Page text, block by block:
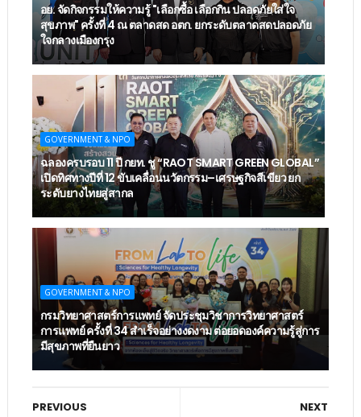
อย. จัดกิจกรรมให้ความรู้ "เลือกซื้อ เลือกกิน ปลอดภัยใส่ใจ
สุขภาพ" ครั้งที่ 4 ณ ตลาดสด อตก. ยกระดับตลาดสดปลอดภัย
ใจกลางเมืองกรุง
GOVERNMENT & NPO
ฉลองครบรอบ 11 ปี กยท. ชู “RAOT SMART GREEN GLOBAL”
เปิดทิศทางปีที่ 12 ขับเคลื่อนนวัตกรรม–เศรษฐกิจสีเขียว ยก
ระดับยางไทยสู่สากล
GOVERNMENT & NPO
กรมวิทยาศาสตร์การแพทย์ จัดประชุมวิชาการวิทยาศาสตร์
การแพทย์ ครั้งที่ 34 สำเร็จอย่างงดงาม ต่อยอดองค์ความรู้สู่การ
มีสุขภาพที่ยืนยาว
NEXT
PREVIOUS